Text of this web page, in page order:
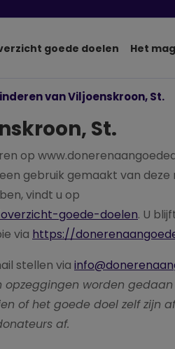
goede doelen Het
van Viljoenskroon, St.
St.
op
gebruik gemaakt van deze
vindt u op
goede-doelen. U
via https://
stellen via
worden
of het goede doel zelf zijn
af.